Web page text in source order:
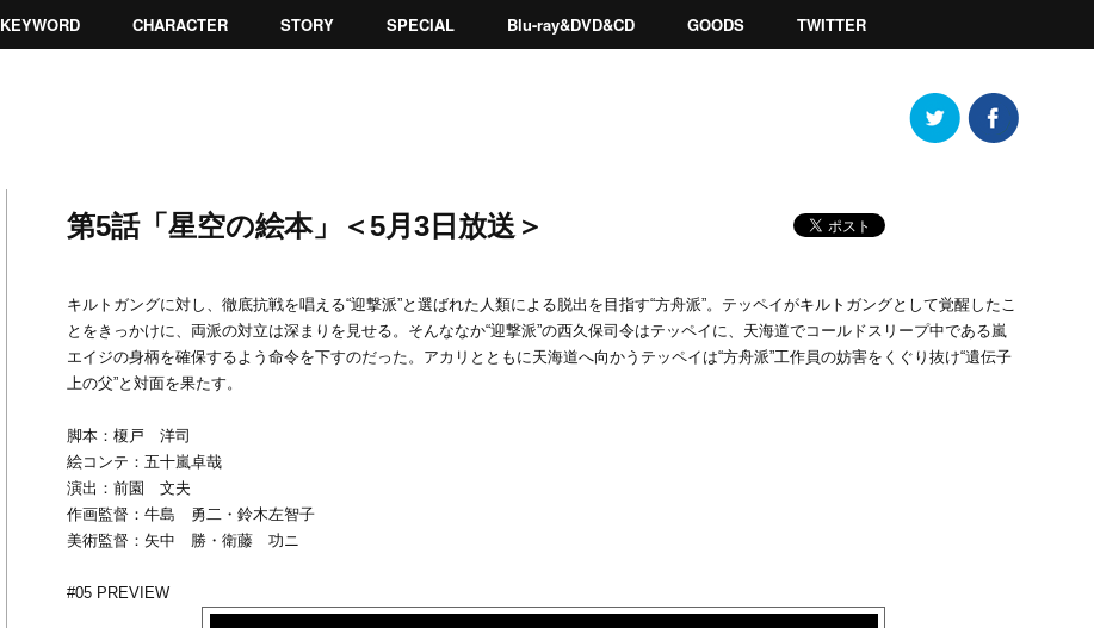
KEYWORD CHARACTER STORY SPECIAL Blu-ray&DVD&CD GOODS TWITTER
第5話「星空の絵本」＜5月3日放送＞
キルトガングに対し、徹底抗戦を唱える“迎撃派”と選ばれた人類による脱出を目指す“方舟派”。テッペイがキルトガングとして覚醒したこ
とをきっかけに、両派の対立は深まりを見せる。そんななか“迎撃派”の西久保司令はテッペイに、天海道でコールドスリープ中である嵐
エイジの身柄を確保するよう命令を下すのだった。アカリとともに天海道へ向かうテッペイは“方舟派”工作員の妨害をくぐり抜け“遺伝子
上の父”と対面を果たす。
脚本：榎戸 洋司
絵コンテ：五十嵐卓哉
演出：前園 文夫
作画監督：牛島 勇二・鈴木左智子
美術監督：矢中 勝・衛藤 功ニ
#05 PREVIEW